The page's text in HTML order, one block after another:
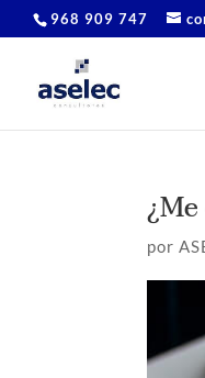
968 909 747
por